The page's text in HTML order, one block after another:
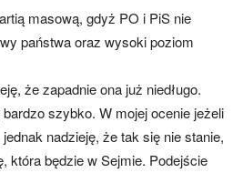
masową, gdyż PO i PiS nie
państwa oraz wysoki poziom
że zapadnie ona już niedługo.
szybko. W mojej ocenie jeżeli
nadzieję, że tak się nie stanie,
która będzie w Sejmie. Podejście